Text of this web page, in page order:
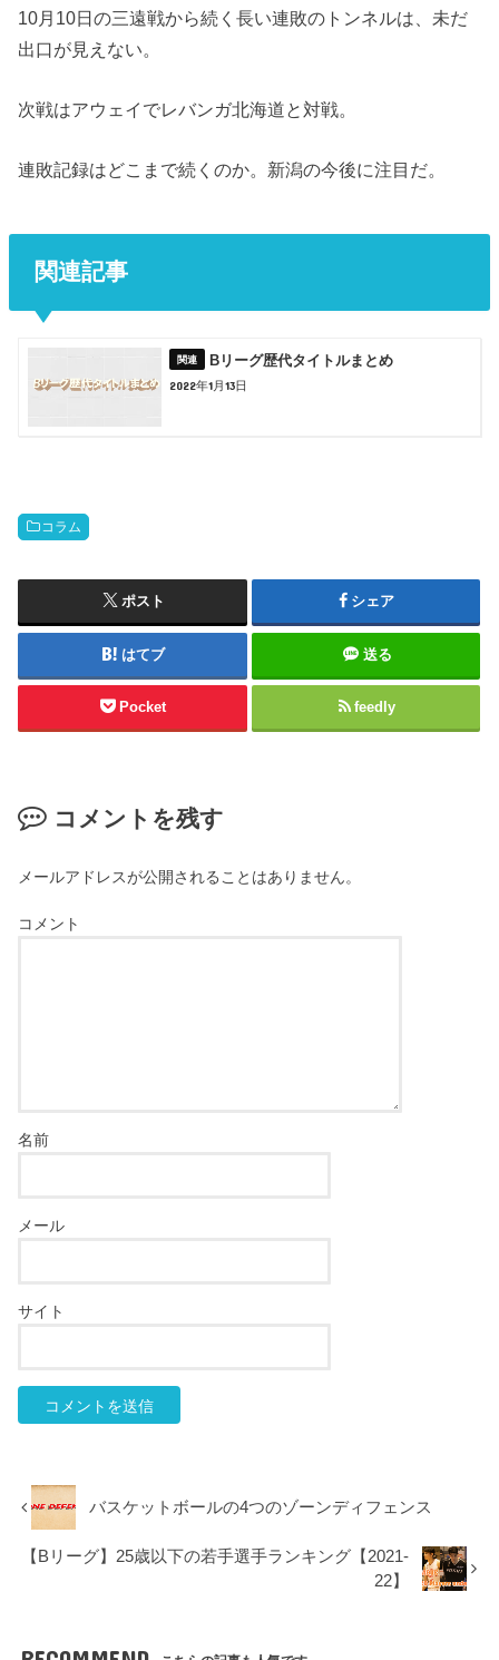
10月10日の三遠戦から続く長い連敗のトンネルは、未だ
出口が見えない。
次戦はアウェイでレバンガ北海道と対戦。
連敗記録はどこまで続くのか。新潟の今後に注目だ。
関連記事
Bリーグ歴代タイトルまとめ
2022年1月13日
コラム
ポスト シェア
はてブ 送る
Pocket feedly
コメントを残す
メールアドレスが公開されることはありません。
コメント
名前
メール
サイト
バスケットボールの4つのゾーンディフェンス
【Bリーグ】25歳以下の若手選手ランキング【2021-
22】